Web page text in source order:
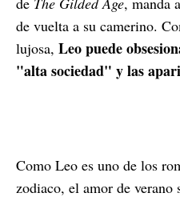
de vuelta a su camerino.
lujosa, Leo puede
"alta sociedad" y las
Como Leo es uno de los
zodiaco, el amor de verano